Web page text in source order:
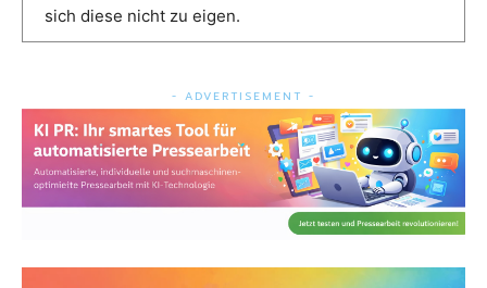
sich diese nicht zu eigen.
- ADVERTISEMENT -